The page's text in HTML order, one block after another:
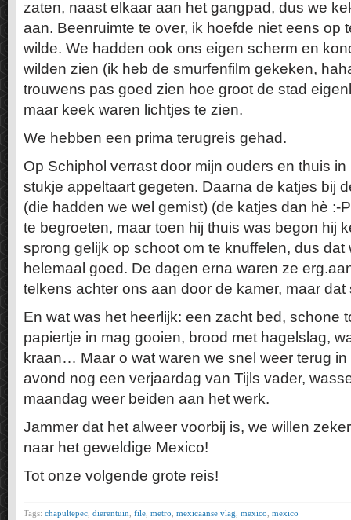
zaten, naast elkaar aan het gangpad, dus we
aan. Beenruimte te over, ik hoefde niet eens op
wilde. We hadden ook ons eigen scherm en
wilden zien (ik heb de smurfenfilm gekeken,
trouwens pas goed zien hoe groot de stad
maar keek waren lichtjes te zien.
We hebben een prima terugreis gehad.
Op Schiphol verrast door mijn ouders en thuis
stukje appeltaart gegeten. Daarna de katjes bij
(die hadden we wel gemist) (de katjes dan hè :-
te begroeten, maar toen hij thuis was begon hij
sprong gelijk op schoot om te knuffelen, dus dat
helemaal goed. De dagen erna waren ze
telkens achter ons aan door de kamer, maar dat
En wat was het heerlijk: een zacht bed, schone
papiertje in mag gooien, brood met hagelslag,
kraan… Maar o wat waren we snel weer terug
avond nog een verjaardag van Tijls vader,
maandag weer beiden aan het werk.
Jammer dat het alweer voorbij is, we willen
naar het geweldige Mexico!
Tot onze volgende grote reis!
Tags: chapultepec dierentuin file metro mexicaanse vlag mexico mexico